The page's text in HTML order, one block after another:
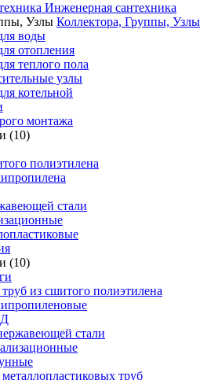
Инженерная сантехника
Коллектора, Группы, Узлы
воды
отопления
теплого пола
узлы
котельной
монтажа
(10)
полиэтилена
стали
(10)
из сшитого полиэтилена
стали
труб